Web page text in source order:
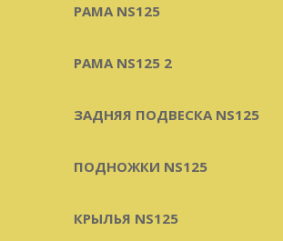
РАМА NS125
РАМА NS125 2
ЗАДНЯЯ ПОДВЕСКА NS125
ПОДНОЖКИ NS125
КРЫЛЬЯ NS125